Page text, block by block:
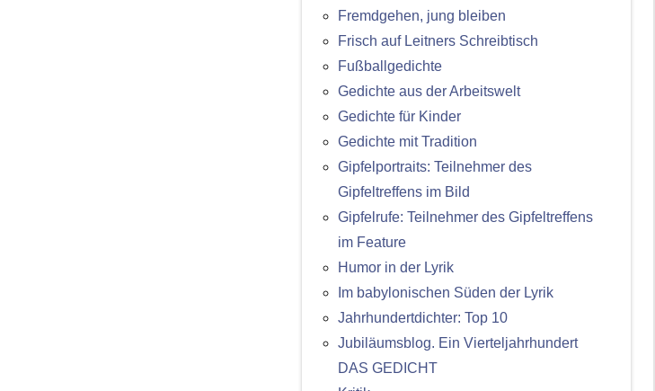
Fremdgehen, jung bleiben
Frisch auf Leitners Schreibtisch
Fußballgedichte
Gedichte aus der Arbeitswelt
Gedichte für Kinder
Gedichte mit Tradition
Gipfelportraits: Teilnehmer des
Gipfeltreffens im Bild
Gipfelrufe: Teilnehmer des Gipfeltreffens
im Feature
Humor in der Lyrik
Im babylonischen Süden der Lyrik
Jahrhundertdichter: Top 10
Jubiläumsblog. Ein Vierteljahrhundert
DAS GEDICHT